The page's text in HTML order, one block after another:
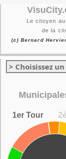
Le citoyen
de la
(c) Bernard
> Choisissez
1er Tour